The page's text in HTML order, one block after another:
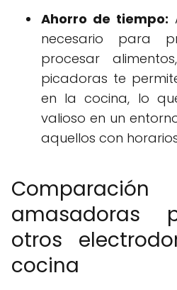
Ahorro de tiempo:
necesario para
procesar
picadoras te
en la cocina, lo
valioso en un
aquellos con
amasadoras
otros
cocina